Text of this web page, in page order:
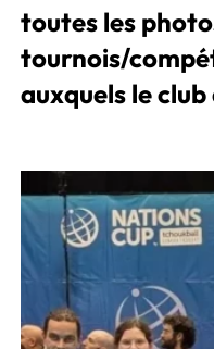
toutes les
tournois/
auxquels le